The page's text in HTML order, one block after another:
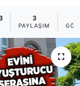
3
PAYLAŞIM